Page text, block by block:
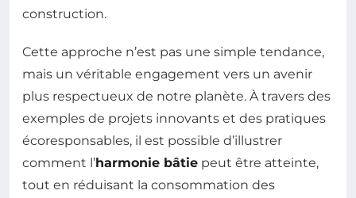
construction.
Cette approche n’est pas une simple tendance,
mais un véritable engagement vers un avenir
plus respectueux de notre planète. À travers des
exemples de projets innovants et des pratiques
écoresponsables, il est possible d’illustrer
comment l’harmonie bâtie peut être atteinte,
tout en réduisant la consommation des